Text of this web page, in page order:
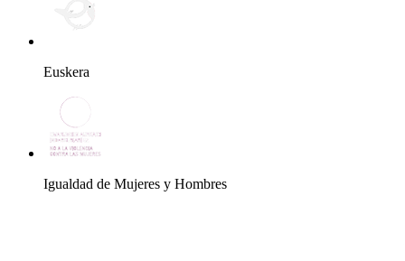
Euskera
Igualdad de Mujeres y Hombres